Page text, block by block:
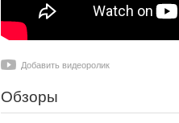
Добавить видеоролик
Обзоры